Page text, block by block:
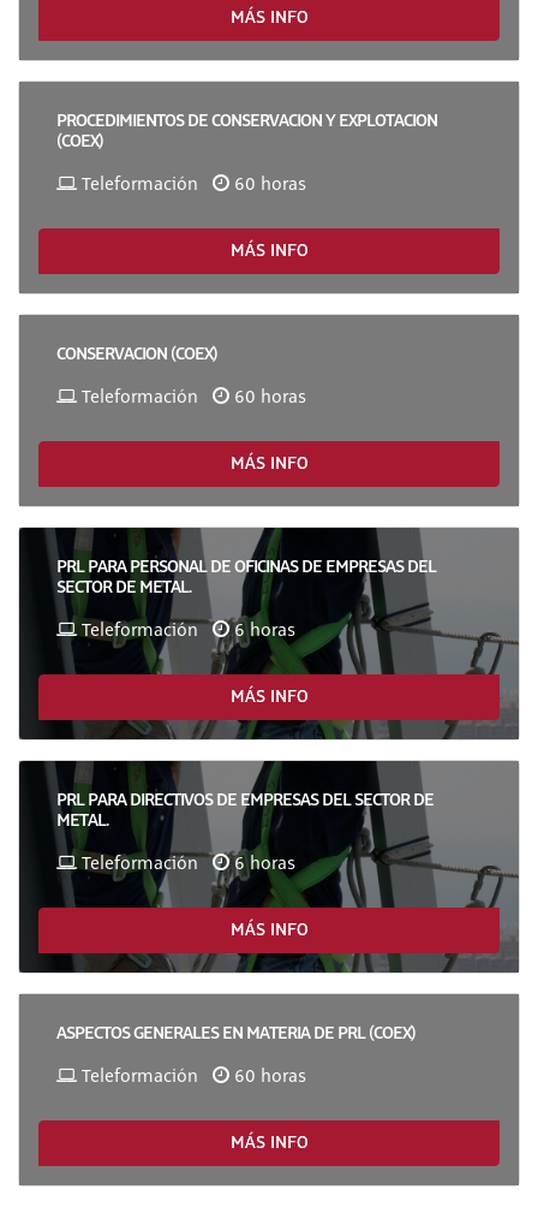
MÁS INFO
PROCEDIMIENTOS DE CONSERVACION Y EXPLOTACION
(COEX)
Teleformación 60 horas
MÁS INFO
CONSERVACION (COEX)
Teleformación 60 horas
MÁS INFO
PRL PARA PERSONAL DE OFICINAS DE EMPRESAS DEL
SECTOR DE METAL.
Teleformación 6 horas
MÁS INFO
PRL PARA DIRECTIVOS DE EMPRESAS DEL SECTOR DE
METAL.
Teleformación 6 horas
MÁS INFO
ASPECTOS GENERALES EN MATERIA DE PRL (COEX)
Teleformación 60 horas
MÁS INFO